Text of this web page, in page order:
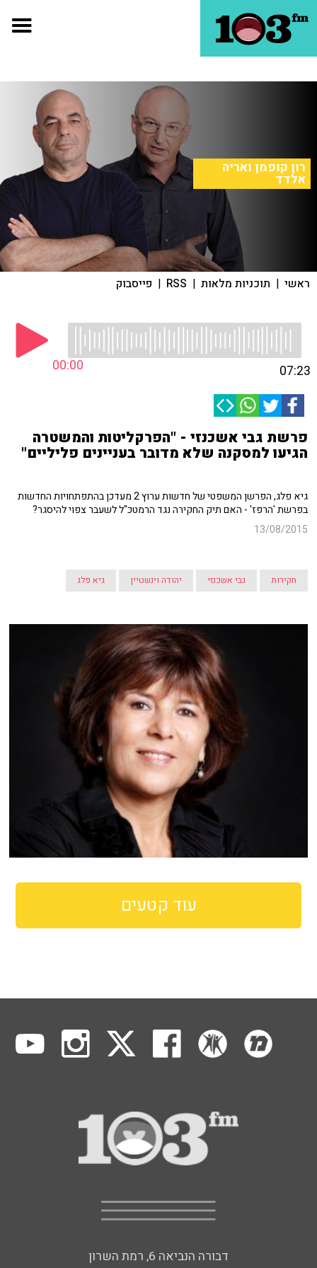
רון קופמן ואריה
אלדד
ראשי | תוכניות מלאות |
RSS
| פייסבוק
00:00 07:23
פרשת גבי אשכנזי - "הפרקליטות והמשטרה
הגיעו למסקנה שלא מדובר בעניינים פליליים"
גיא פלג, הפרשן המשפטי של חדשות ערוץ 2 מעדכן בהתפתחויות החדשות
בפרשת 'הרפז' - האם תיק החקירה נגד הרמטכ"ל לשעבר צפוי להיסגר?
13/08/2015
חקירות גבי אשכנזי יהודה וינשטיין גיא פלג
עוד קטעים
דבורה הנביאה 6, רמת השרון